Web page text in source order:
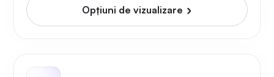
Opțiuni de vizualizare